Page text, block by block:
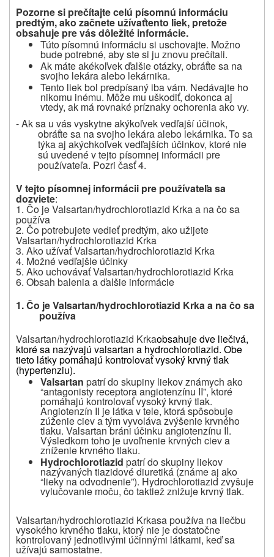
Pozorne si prečítajte celú písomnú informáciu
predtým, ako začnete užívaťtento liek, pretože
obsahuje pre vás dôležité informácie.
Túto písomnú informáciu si uschovajte. Možno
bude potrebné, aby ste si ju znovu prečítali.
Ak máte akékoľvek ďalšie otázky, obráťte sa na
svojho lekára alebo lekárnika.
Tento liek bol predpísaný iba vám. Nedávajte ho
nikomu inému. Môže mu uškodiť, dokonca aj
vtedy, ak má rovnaké príznaky ochorenia ako vy.
- Ak sa u vás vyskytne akýkoľvek vedľajší účinok,
obráťte sa na svojho lekára alebo lekárnika. To sa
týka aj akýchkoľvek vedľajších účinkov, ktoré nie
sú uvedené v tejto písomnej informácii pre
používateľa. Pozri časť 4.
V tejto písomnej informácii pre používateľa sa
dozviete:
1. Čo jeValsartan/hydrochlorotiazid Krkaa na čo sa
používa
2. Čo potrebujete vedieť predtým, ako užijete
Valsartan/hydrochlorotiazid Krka
3. Ako užívaťValsartan/hydrochlorotiazid Krka
4. Možné vedľajšie účinky
5. Ako uchovávaťValsartan/hydrochlorotiazid Krka
6. Obsah balenia a ďalšie informácie
1. Čo je Valsartan/hydrochlorotiazid Krka a na čo sa
používa
Valsartan/hydrochlorotiazid Krkaobsahuje dve liečivá,
ktoré sa nazývajú valsartan a hydrochlorotiazid. Obe
tieto látky pomáhajú kontrolovať vysoký krvný tlak
(hypertenziu).
Valsartan patrí do skupiny liekov známych ako
“antagonisty receptora angiotenzínu II”, ktoré
pomáhajú kontrolovať vysoký krvný tlak.
Angiotenzín II je látka v tele, ktorá spôsobuje
zúženie ciev a tým vyvoláva zvýšenie krvného
tlaku. Valsartan bráni účinku angiotenzínu II.
Výsledkom toho je uvoľnenie krvných ciev a
zníženie krvného tlaku.
Hydrochlorotiazid patrí do skupiny liekov
nazývaných tiazidové diuretiká (známe aj ako
“lieky na odvodnenie”). Hydrochlorotiazid zvyšuje
vylučovanie moču, čo taktiež znižuje krvný tlak.
Valsartan/hydrochlorotiazid Krkasa používa na liečbu
vysokého krvného tlaku, ktorý nie je dostatočne
kontrolovaný jednotlivými účinnými látkami, keď sa
užívajú samostatne.